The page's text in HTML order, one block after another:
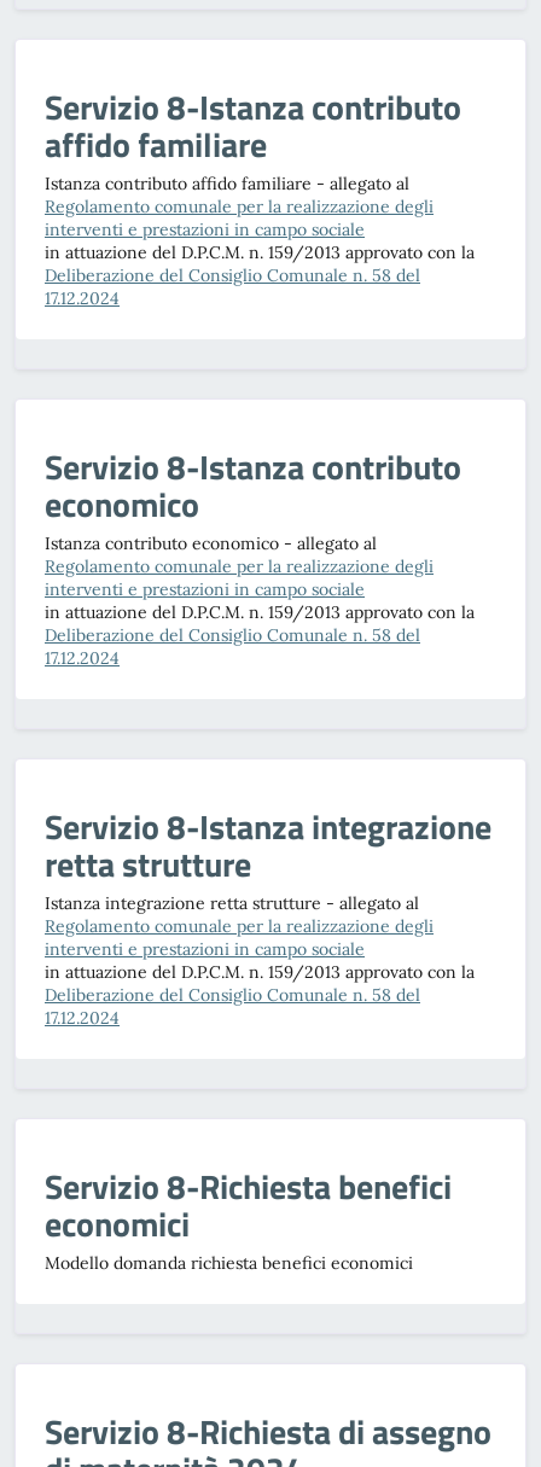
Servizio 8-Istanza contributo
affido familiare
Istanza contributo affido familiare - allegato al
Regolamento comunale per la realizzazione degli
interventi e prestazioni in campo sociale
in attuazione del D.P.C.M. n. 159/2013 approvato con la
Deliberazione del Consiglio Comunale n. 58 del
17.12.2024
Servizio 8-Istanza contributo
economico
Istanza contributo economico - allegato al
Regolamento comunale per la realizzazione degli
interventi e prestazioni in campo sociale
in attuazione del D.P.C.M. n. 159/2013 approvato con la
Deliberazione del Consiglio Comunale n. 58 del
17.12.2024
Servizio 8-Istanza integrazione
retta strutture
Istanza integrazione retta strutture - allegato al
Regolamento comunale per la realizzazione degli
interventi e prestazioni in campo sociale
in attuazione del D.P.C.M. n. 159/2013 approvato con la
Deliberazione del Consiglio Comunale n. 58 del
17.12.2024
Servizio 8-Richiesta benefici
economici
Modello domanda richiesta benefici economici
Servizio 8-Richiesta di assegno